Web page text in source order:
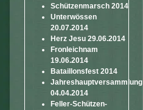
Schützenmarsch 2014
Unterwössen
20.07.2014
Herz Jesu 29.06.2014
Fronleichnam
19.06.2014
Bataillonsfest 2014
Jahreshauptversammlung
04.04.2014
Feller-Schützen-